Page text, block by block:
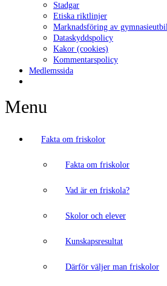
Stadgar
Etiska riktlinjer
Marknadsföring av
Dataskyddspolicy
Kakor (cookies)
Kommentarspolicy
Medlemssida
Menu
Fakta om friskolor
Fakta om friskolor
Vad är en friskola?
Skolor och elever
Kunskapsresultat
Därför väljer man friskolor